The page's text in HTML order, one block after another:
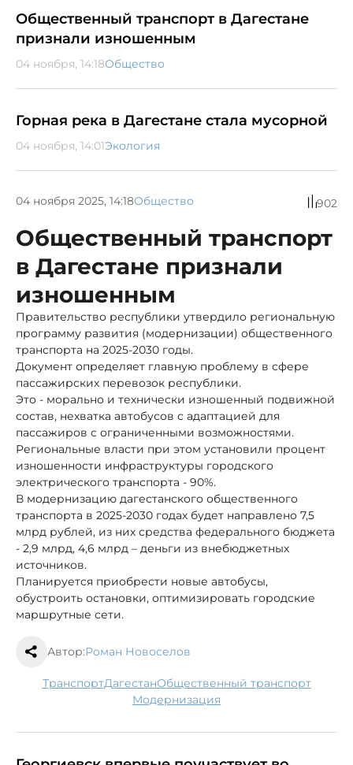
Общественный транспорт в Дагестане
признали изношенным
04 ноября, 14:18Общество
Горная река в Дагестане стала мусорной
04 ноября, 14:01Экология
04 ноября 2025, 14:18Общество 902
Общественный транспорт
в Дагестане признали
изношенным
Правительство республики утвердило региональную
программу развития (модернизации) общественного
транспорта на 2025-2030 годы.
Документ определяет главную проблему в сфере
пассажирских перевозок республики.
Это - морально и технически изношенный подвижной
состав, нехватка автобусов с адаптацией для
пассажиров с ограниченными возможностями.
Региональные власти при этом установили процент
изношенности инфраструктуры городского
электрического транспорта - 90%.
В модернизацию дагестанского общественного
транспорта в 2025-2030 годах будет направлено 7,5
млрд рублей, из них средства федерального бюджета
- 2,9 млрд, 4,6 млрд – деньги из внебюджетных
источников.
Планируется приобрести новые автобусы,
обустроить остановки, оптимизировать городские
маршрутные сети.
Автор:Роман Новоселов
транспорт Дагестан
общественный транспорт
модернизация